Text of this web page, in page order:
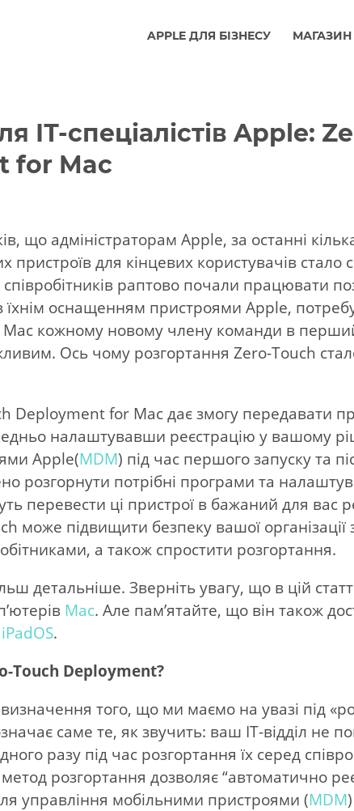
APPLE ДЛЯ БІЗНЕСУ МАГАЗИН
ІТ-спеціалістів Apple:
for Mac
що адміністраторам Apple, за останні
пристроїв для кінцевих користувачів стало
співробітників раптово почали працювати
їхнім оснащенням пристроями Apple,
Mac кожному новому члену команди в
Ось чому розгортання Zero-Touch
Deployment for Mac дає змогу передавати
налаштувавши реєстрацію у вашому
Apple(MDM) під час першого запуску та
розгорнути потрібні програми та
перевести ці пристрої в бажаний для вас
може підвищити безпеку вашої організації
а також спростити розгортання.
детальніше. Зверніть увагу, що в цій
Mac. Але пам’ятайте, що він також
iPadOS.
Touch Deployment?
того, що ми маємо на увазі під
саме те, як звучить: ваш ІТ-відділ не
разу під час розгортання їх серед
розгортання дозволяє “автоматично
управління мобільними пристроями (MDM